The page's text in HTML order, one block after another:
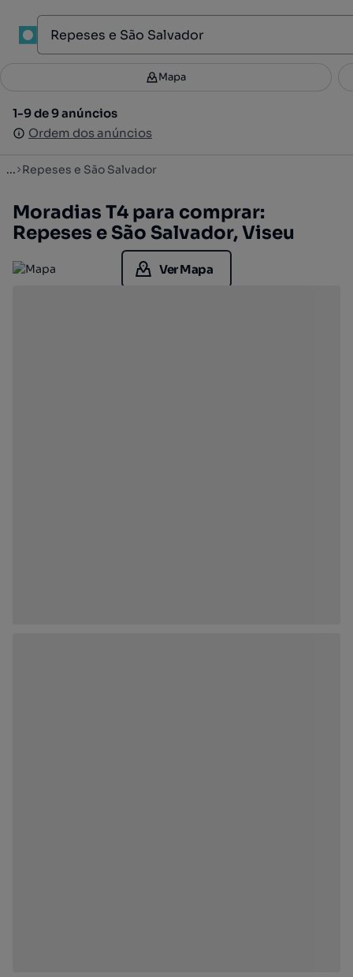
Filtros 3
1-9 de 9 anúncios
Ordem dos anúncios
Mapa
1-9 de 9 anúncios
Ordem dos anúncios
... Repeses e São Salvador
Moradias T4 para comprar:
Repeses e São Salvador, Viseu
Ver Mapa